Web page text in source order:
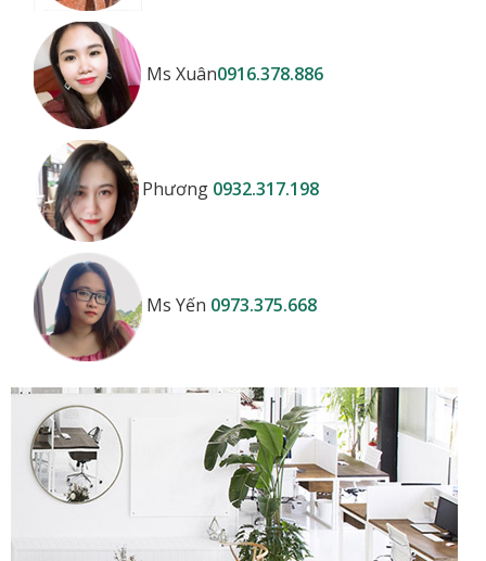
Ms Xuân0916.378.886
Phương 0932.317.198
Ms Yến 0973.375.668